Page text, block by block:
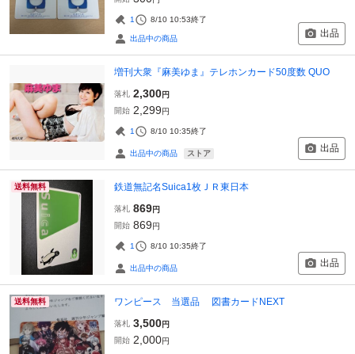
1 8/10 10:53終了
出品中の商品 出品
増刊大衆『麻美ゆま』テレホンカード50度数 QUO
落札 2,300円
開始 2,299円
1 8/10 10:35終了
出品中の商品 ストア 出品
送料無料 鉄道無記名Suica1枚ＪＲ東日本
落札 869円
開始 869円
1 8/10 10:35終了
出品中の商品 出品
送料無料 ワンピース 当選品 図書カードNEXT
落札 3,500円
開始 2,000円